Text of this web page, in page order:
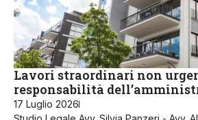
Lavori straordinari non
responsabilità
17 Luglio 2026